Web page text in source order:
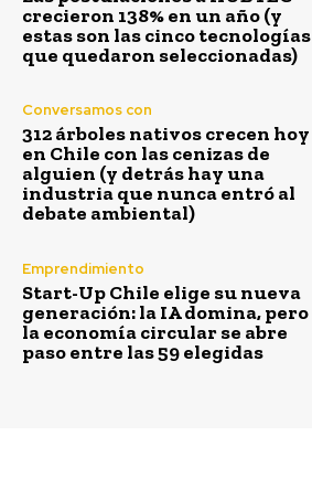
crecieron 138% en un año (y
estas son las cinco tecnologías
que quedaron seleccionadas)
Conversamos con
312 árboles nativos crecen hoy
en Chile con las cenizas de
alguien (y detrás hay una
industria que nunca entró al
debate ambiental)
Emprendimiento
Start-Up Chile elige su nueva
generación: la IA domina, pero
la economía circular se abre
paso entre las 59 elegidas